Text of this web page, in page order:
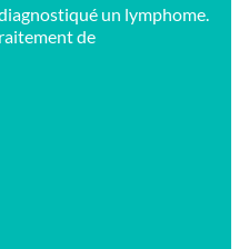
diagnostiqué un lymphome.
de